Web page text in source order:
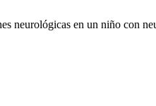
neurológicas en un niño con